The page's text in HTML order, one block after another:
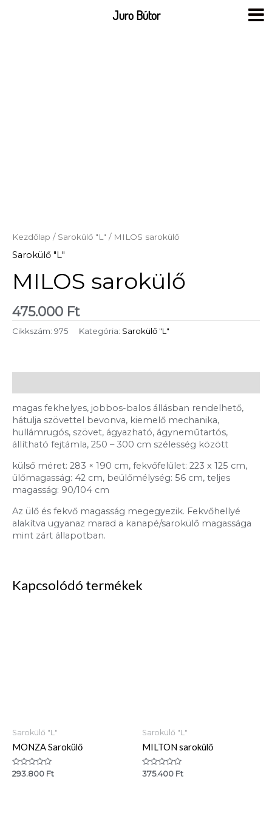
Kezdőlap / Sarokülő "L" / MILOS sarokülő
Sarokülő "L"
MILOS sarokülő
475.000 Ft
Cikkszám: 975 Kategória: Sarokülő "L"
magas fekhelyes, jobbos-balos állásban rendelhető,
hátulja szövettel bevonva, kiemelő mechanika,
hullámrugós, szövet, ágyazható, ágyneműtartós,
állítható fejtámla, 250 – 300 cm szélesség között
külső méret: 283 × 190 cm, fekvőfelület: 223 x 125 cm,
ülőmagasság: 42 cm, beülőmélység: 56 cm, teljes
magasság: 90/104 cm
Az ülő és fekvő magasság megegyezik. Fekvőhellyé
alakítva ugyanaz marad a kanapé/sarokülő magassága
mint zárt állapotban.
Kapcsolódó termékek
Sarokülő "L"
MONZA Sarokülő
Értékelés:
293.800 Ft
Sarokülő "L"
MILTON sarokülő
Értékelés:
375.400 Ft
Juro Bútor